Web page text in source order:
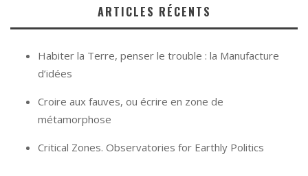
ARTICLES RÉCENTS
Habiter la Terre, penser le trouble : la Manufacture
d’idées
Croire aux fauves, ou écrire en zone de
métamorphose
Critical Zones. Observatories for Earthly Politics